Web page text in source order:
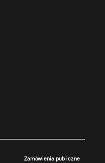
Zamówienia publiczne